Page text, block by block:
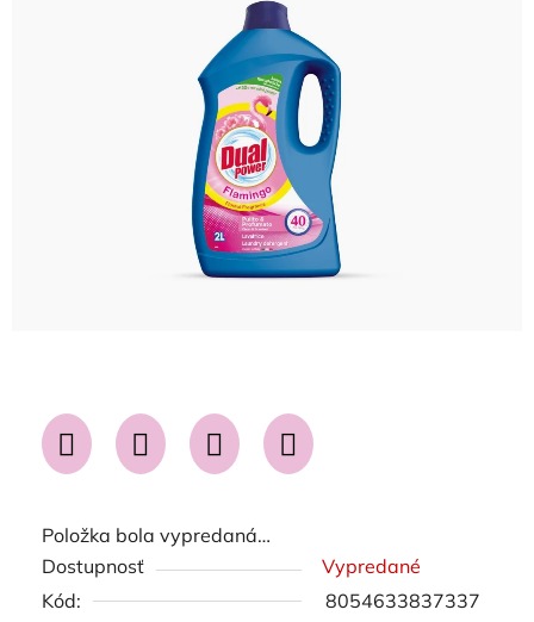
Položka bola vypredaná…
Dostupnosť
Vypredané
Kód:
8054633837337